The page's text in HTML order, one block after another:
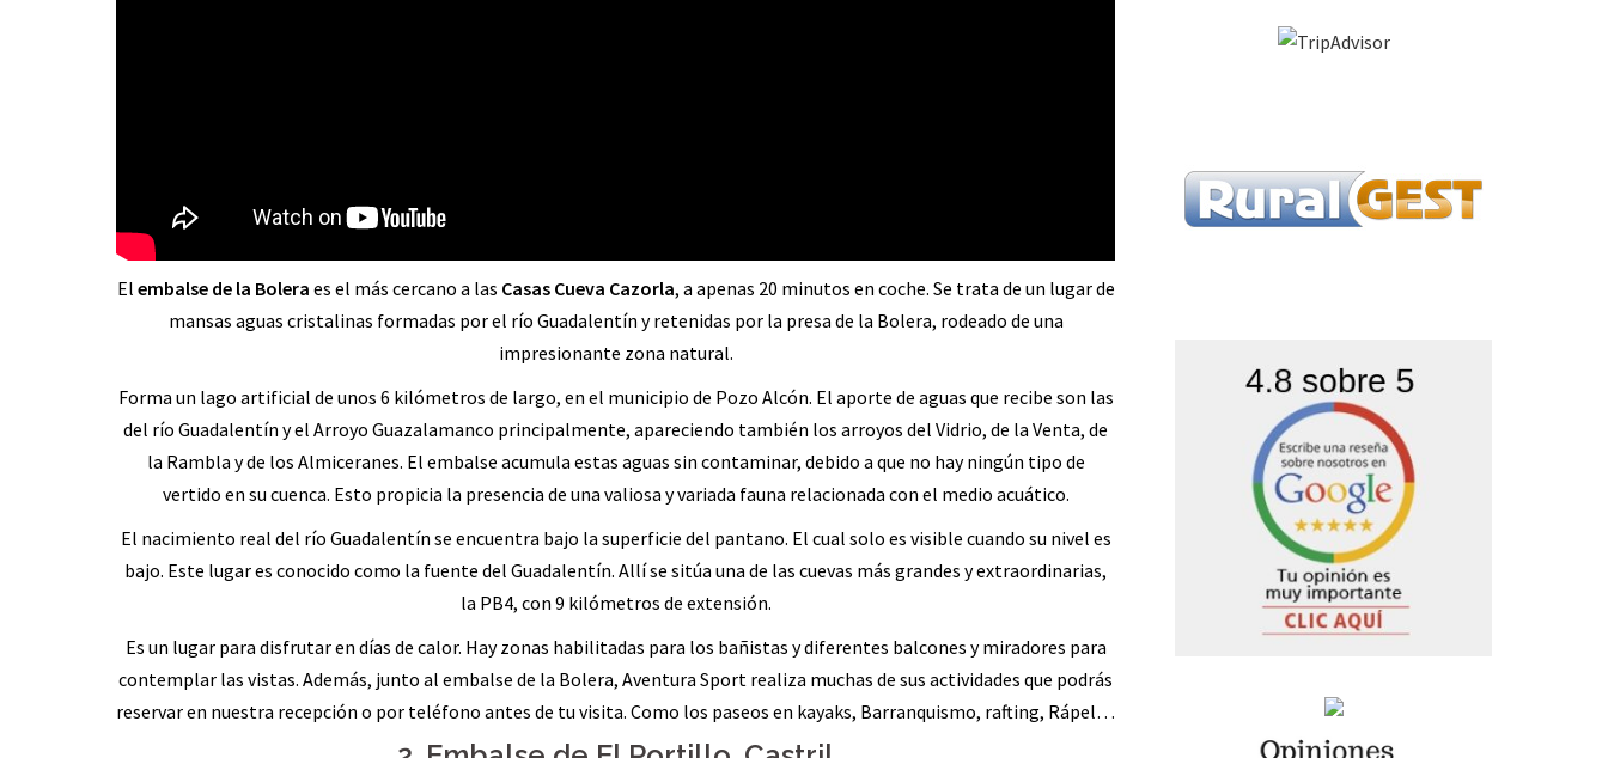
El embalse de la Bolera es el más cercano a las Casas Cueva Cazorla, a apenas 20 minutos en coche. Se trata de un lugar de
mansas aguas cristalinas formadas por el río Guadalentín y retenidas por la presa de la Bolera, rodeado de una
impresionante zona natural.
Forma un lago artificial de unos 6 kilómetros de largo, en el municipio de Pozo Alcón. El aporte de aguas que recibe son las
del río Guadalentín y el Arroyo Guazalamanco principalmente, apareciendo también los arroyos del Vidrio, de la Venta, de
la Rambla y de los Almiceranes. El embalse acumula estas aguas sin contaminar, debido a que no hay ningún tipo de
vertido en su cuenca. Esto propicia la presencia de una valiosa y variada fauna relacionada con el medio acuático.
El nacimiento real del río Guadalentín se encuentra bajo la superficie del pantano. El cual solo es visible cuando su nivel es
bajo. Este lugar es conocido como la fuente del Guadalentín. Allí se sitúa una de las cuevas más grandes y extraordinarias,
la PB4, con 9 kilómetros de extensión.
Es un lugar para disfrutar en días de calor. Hay zonas habilitadas para los bañistas y diferentes balcones y miradores para
contemplar las vistas. Además, junto al embalse de la Bolera, Aventura Sport realiza muchas de sus actividades que podrás
reservar en nuestra recepción o por teléfono antes de tu visita. Como los paseos en kayaks, Barranquismo, rafting, Rápel…